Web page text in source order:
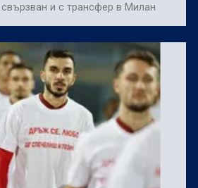
и с трансфер в Милан